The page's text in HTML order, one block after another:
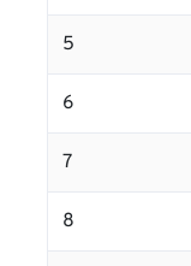
5
6
7
8